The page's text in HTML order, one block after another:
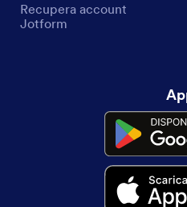
Recupera account
Jotform